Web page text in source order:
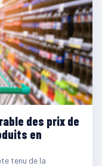
des prix de
en
tenu de la